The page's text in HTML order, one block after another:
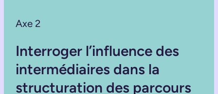
Axe 2
Interroger l’influence des
intermédiaires dans la
structuration des parcours